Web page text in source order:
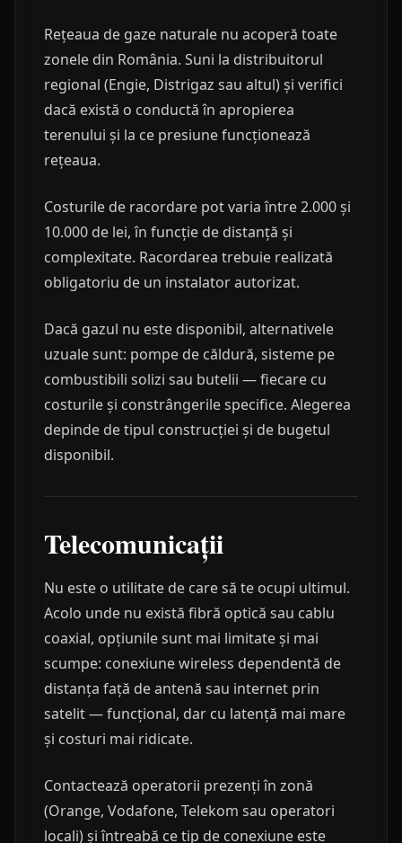
Rețeaua de gaze naturale nu acoperă toate
zonele din România. Suni la distribuitorul
regional (Engie, Distrigaz sau altul) și verifici
dacă există o conductă în apropierea
terenului și la ce presiune funcționează
rețeaua.
Costurile de racordare pot varia între 2.000 și
10.000 de lei, în funcție de distanță și
complexitate. Racordarea trebuie realizată
obligatoriu de un instalator autorizat.
Dacă gazul nu este disponibil, alternativele
uzuale sunt: pompe de căldură, sisteme pe
combustibili solizi sau butelii — fiecare cu
costurile și constrângerile specifice. Alegerea
depinde de tipul construcției și de bugetul
disponibil.
Telecomunicații
Nu este o utilitate de care să te ocupi ultimul.
Acolo unde nu există fibră optică sau cablu
coaxial, opțiunile sunt mai limitate și mai
scumpe: conexiune wireless dependentă de
distanța față de antenă sau internet prin
satelit — funcțional, dar cu latență mai mare
și costuri mai ridicate.
Contactează operatorii prezenți în zonă
(Orange, Vodafone, Telekom sau operatori
locali) și întreabă ce tip de conexiune este